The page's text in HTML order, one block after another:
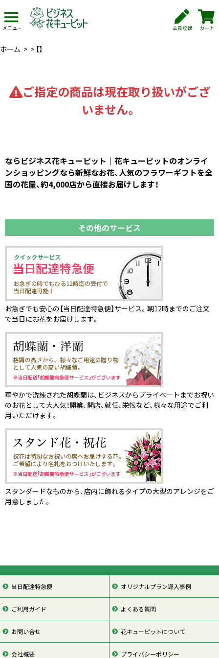
メニュー 会員登録 カート
ホーム > > 【】
ご指定の商品は現在取り扱いがござ
いません。
ならビジネス花キューピット｜花キューピットのオンライ
ンショッピングなら新鮮なお花、人気のフラワーギフトを全
国の花屋、約4,000店から直接お届けします！
その他のサービス
お急ぎでも安心の【当日配達特急便】サービス。朝12時までのご注文
で当日にお花をお届けします。
華やかで洗練された胡蝶蘭は、ビジネスからプライベートまでお祝い
のお花として大人気！開業、開店、就任、栄転など、様々な用途でご利
用いただけます。
スタンダードなものから、店内に飾れるタイプの大型のアレンジをご
用意しました。
当日配達特急便 オリジナルプラン導入事例
ご利用ガイド よくある質問
お問い合せ 花キューピットについて
会社概要 プライバシーポリシー